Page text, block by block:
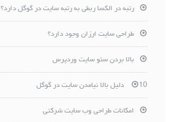
رتبه در الکسا ربطی به رتبه سایت در گوگل دارد؟
طراحی سایت ارزان وجود دارد؟
بالا بردن سئو سایت وردپرس
10 دلیل بالا نیامدن سایت در گوگل
امکانات طراحی وب سایت شرکتی